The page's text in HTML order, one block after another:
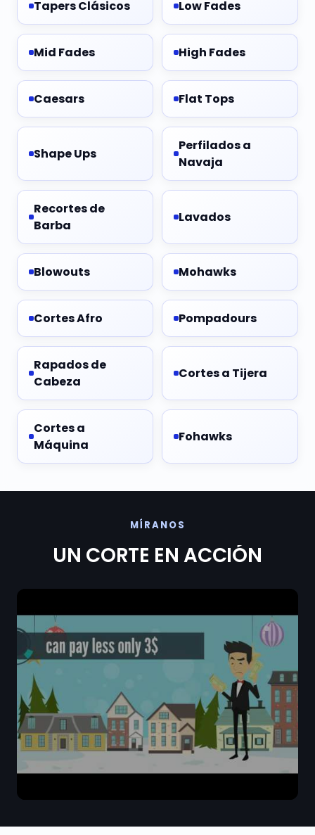
Tapers Clásicos Low Fades
Mid Fades High Fades
Caesars Flat Tops
Shape Ups
Perfilados a
Navaja
Recortes de
Barba
Lavados
Blowouts Mohawks
Cortes Afro Pompadours
Rapados de
Cabeza
Cortes a Tijera
Cortes a
Máquina
Fohawks
MÍRANOS
UN CORTE EN ACCIÓN